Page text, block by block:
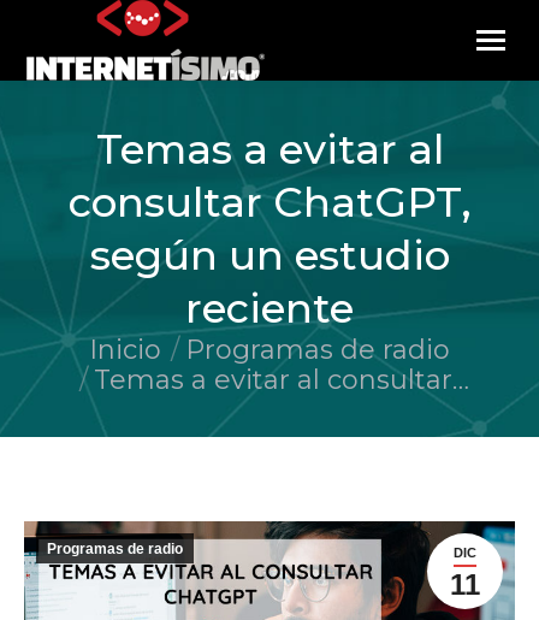
Temas a evitar al
consultar ChatGPT,
según un estudio
reciente
Estás aquí:Inicio
Programas de radio
Temas a evitar al consultar…
DIC
11
Programas de radio